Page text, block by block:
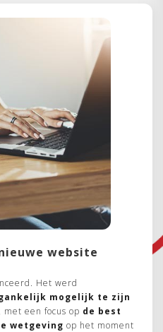
website
Het werd
mogelijk te zijn
, met een focus op de best
wetgeving op het moment